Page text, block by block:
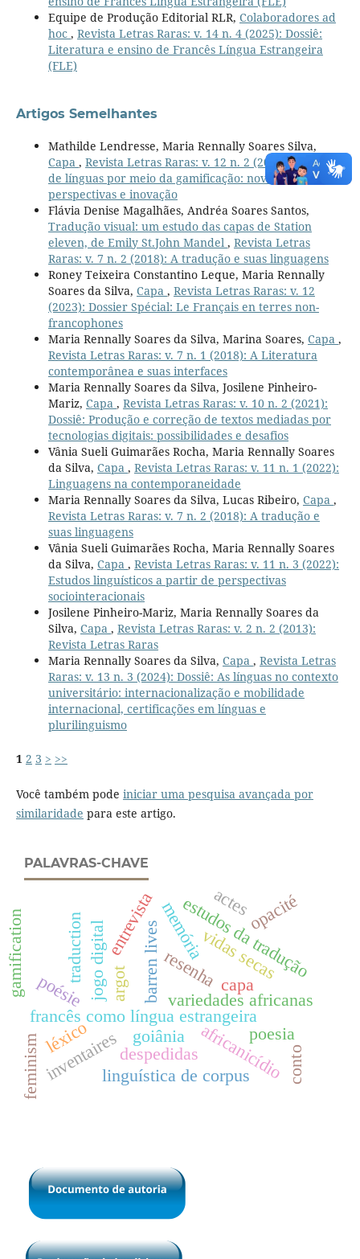
Equipe de Produção Editorial RLR, Colaboradores ad
hoc , Revista Letras Raras: v. 14 n. 4 (2025): Dossiê:
Literatura e ensino de Francês Língua Estrangeira
(FLE)
Artigos Semelhantes
Mathilde Lendresse, Maria Rennally Soares Silva,
Capa , Revista Letras Raras: v. 12 n. 2 (2023): Ensino
de línguas por meio da gamificação: novas
perspectivas e inovação
Flávia Denise Magalhães, Andréa Soares Santos,
Tradução visual: um estudo das capas de Station
eleven, de Emily St.John Mandel , Revista Letras
Raras: v. 7 n. 2 (2018): A tradução e suas linguagens
Roney Teixeira Constantino Leque, Maria Rennally
Soares da Silva, Capa , Revista Letras Raras: v. 12
(2023): Dossier Spécial: Le Français en terres non-
francophones
Maria Rennally Soares da Silva, Marina Soares, Capa ,
Revista Letras Raras: v. 7 n. 1 (2018): A Literatura
contemporânea e suas interfaces
Maria Rennally Soares da Silva, Josilene Pinheiro-
Mariz, Capa , Revista Letras Raras: v. 10 n. 2 (2021):
Dossiê: Produção e correção de textos mediadas por
tecnologias digitais: possibilidades e desafios
Vânia Sueli Guimarães Rocha, Maria Rennally Soares
da Silva, Capa , Revista Letras Raras: v. 11 n. 1 (2022):
Linguagens na contemporaneidade
Maria Rennally Soares da Silva, Lucas Ribeiro, Capa ,
Revista Letras Raras: v. 7 n. 2 (2018): A tradução e
suas linguagens
Vânia Sueli Guimarães Rocha, Maria Rennally Soares
da Silva, Capa , Revista Letras Raras: v. 11 n. 3 (2022):
Estudos linguísticos a partir de perspectivas
sociointeracionais
Josilene Pinheiro-Mariz, Maria Rennally Soares da
Silva, Capa , Revista Letras Raras: v. 2 n. 2 (2013):
Revista Letras Raras
Maria Rennally Soares da Silva, Capa , Revista Letras
Raras: v. 13 n. 3 (2024): Dossiê: As línguas no contexto
universitário: internacionalização e mobilidade
internacional, certificações em línguas e
plurilinguismo
1 2 3 > >>
Você também pode iniciar uma pesquisa avançada por
similaridade para este artigo.
PALAVRAS-CHAVE
francês como língua estrangeira
variedades africanas
africanicídio
goiânia
linguística de corpus
vidas secas
barren lives estudos da tradução
resenha
jogo digital
despedidas
entrevista
inventaires
poésie
opacité
traduction
argot
léxico
gamification
poesia
capa
memória
conto
actes
feminism